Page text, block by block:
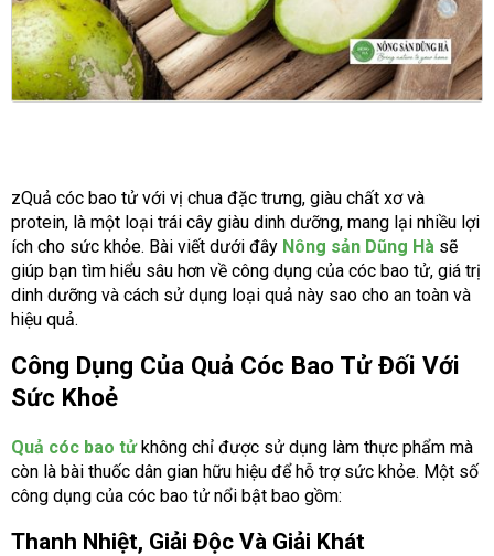
zQuả cóc bao tử với vị chua đặc trưng, giàu chất xơ và
protein, là một loại trái cây giàu dinh dưỡng, mang lại nhiều lợi
ích cho sức khỏe. Bài viết dưới đây Nông sản Dũng Hà sẽ
giúp bạn tìm hiểu sâu hơn về công dụng của cóc bao tử, giá trị
dinh dưỡng và cách sử dụng loại quả này sao cho an toàn và
hiệu quả.
Công Dụng Của Quả Cóc Bao Tử Đối Với
Sức Khoẻ
Quả cóc bao tửkhông chỉ được sử dụng làm thực phẩm mà
còn là bài thuốc dân gian hữu hiệu để hỗ trợ sức khỏe. Một số
công dụng của cóc bao tử nổi bật bao gồm:
Thanh Nhiệt, Giải Độc Và Giải Khát